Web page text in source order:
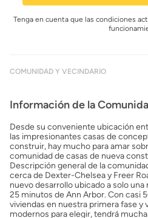
Tenga en cuenta que las condiciones
COMUNIDAD Y VECINDARIO
Información de la
Desde su conveniente ubicación
las impresionantes casas de
construir, hay mucho para amar
comunidad de casas de nueva
Descripción general de la
cerca de Dexter-Chelsea y Freer
nuevo desarrollo ubicado a solo
25 minutos de Ann Arbor. Con casi
viviendas en nuestra primera fase y
modernos para elegir, tendrá